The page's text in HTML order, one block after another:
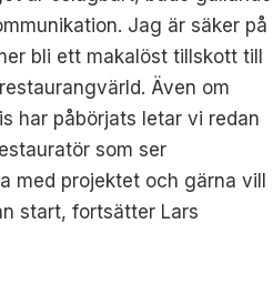
Jag är säker på
bli ett makalöst tillskott till
Även om
har påbörjats letar vi redan
som ser
med projektet och gärna vill
start, fortsätter Lars